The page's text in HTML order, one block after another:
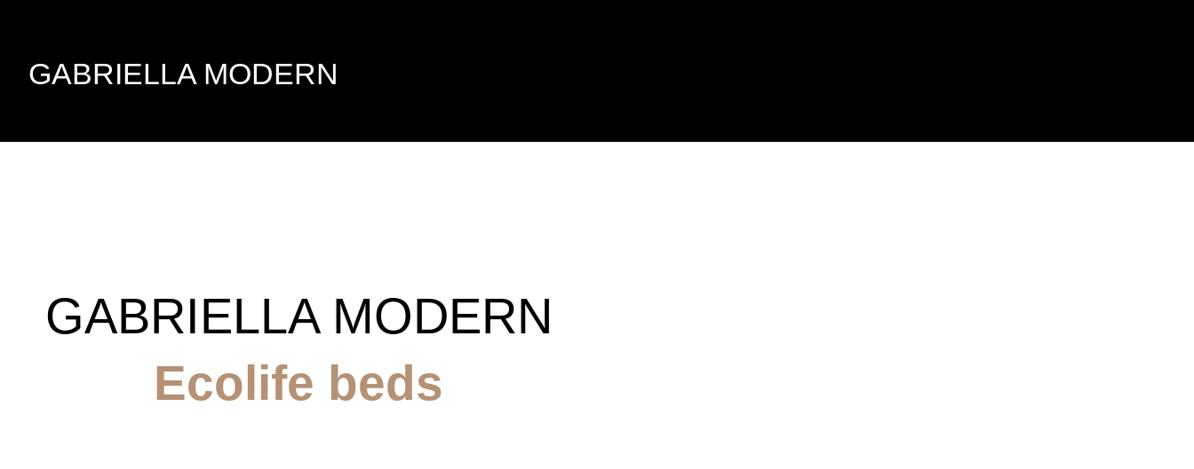
GABRIELLA MODERN
GABRIELLA MODERN
Ecolife beds